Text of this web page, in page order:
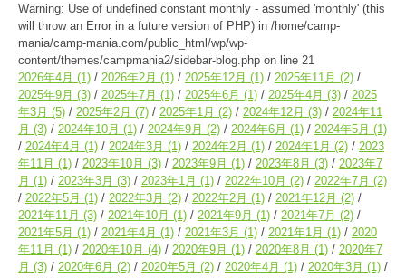
Warning: Use of undefined constant monthly - assumed 'monthly' (this
will throw an Error in a future version of PHP) in /home/camp-
mania/camp-mania.com/public_html/wp/wp-
content/themes/campmania2/sidebar-blog.php on line 21
2026年4月 (1) 2026年2月 (1) 2025年12月 (1) 2025年11月 (2)
2025年9月 (3) 2025年7月 (1) 2025年6月 (1) 2025年4月 (3)
2025
年3月 (5) 2025年2月 (7) 2025年1月 (2) 2024年12月 (3)
2024年11
月 (3) 2024年10月 (1) 2024年9月 (2) 2024年6月 (1) 2024年5月 (1)
2024年4月 (1) 2024年3月 (1) 2024年2月 (1) 2024年1月 (2)
2023
年11月 (1) 2023年10月 (3) 2023年9月 (1) 2023年8月 (3)
2023年7
月 (1) 2023年3月 (3) 2023年1月 (1) 2022年10月 (2) 2022年7月 (2)
2022年5月 (1) 2022年3月 (2) 2022年2月 (1) 2021年12月 (2)
2021年11月 (3) 2021年10月 (1) 2021年9月 (1) 2021年7月 (2)
2021年5月 (1) 2021年4月 (1) 2021年3月 (1) 2021年1月 (1)
2020
年11月 (1) 2020年10月 (4) 2020年9月 (1) 2020年8月 (1)
2020年7
月 (3) 2020年6月 (2) 2020年5月 (2) 2020年4月 (1) 2020年3月 (1)